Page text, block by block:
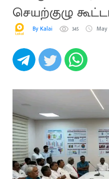
செயற்குழு
By Kalai 345 May